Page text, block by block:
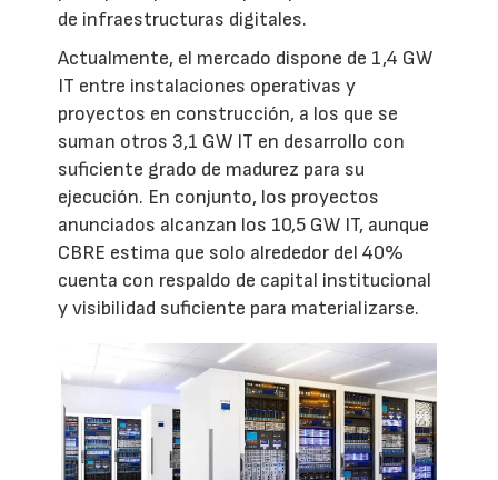
de infraestructuras digitales.
Actualmente, el mercado dispone de 1,4 GW
IT entre instalaciones operativas y
proyectos en construcción, a los que se
suman otros 3,1 GW IT en desarrollo con
suficiente grado de madurez para su
ejecución. En conjunto, los proyectos
anunciados alcanzan los 10,5 GW IT, aunque
CBRE estima que solo alrededor del 40%
cuenta con respaldo de capital institucional
y visibilidad suficiente para materializarse.